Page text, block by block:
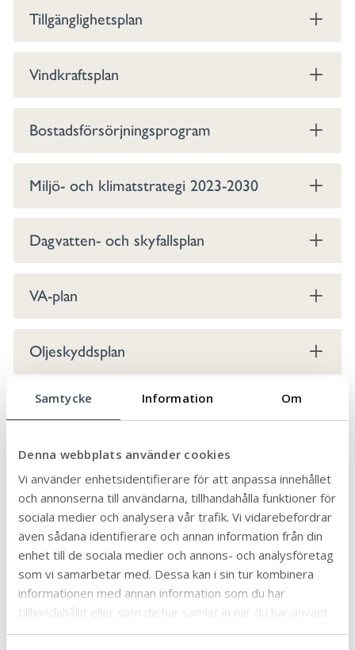
Samtycke Information Om
Denna webbplats använder cookies
Vi använder enhetsidentifierare för att anpassa innehållet
och annonserna till användarna, tillhandahålla funktioner för
sociala medier och analysera vår trafik. Vi vidarebefordrar
även sådana identifierare och annan information från din
enhet till de sociala medier och annons- och analysföretag
som vi samarbetar med. Dessa kan i sin tur kombinera
informationen med annan information som du har
tillhandahållit eller som de har samlat in när du har använt
deras tjänster.
Tillgänglighetsplan
Vindkraftsplan
Bostadsförsörjningsprogram
Miljö- och klimatstrategi 2023-2030
Dagvatten- och skyfallsplan
VA-plan
Oljeskyddsplan
Kulturmiljöinventering Mörbylånga
samhälle
Grönstrukturplan Färjestaden
Fördjupad översiktsplan Stora Frö och
Sandbergen
Sammanhållen bebyggelse